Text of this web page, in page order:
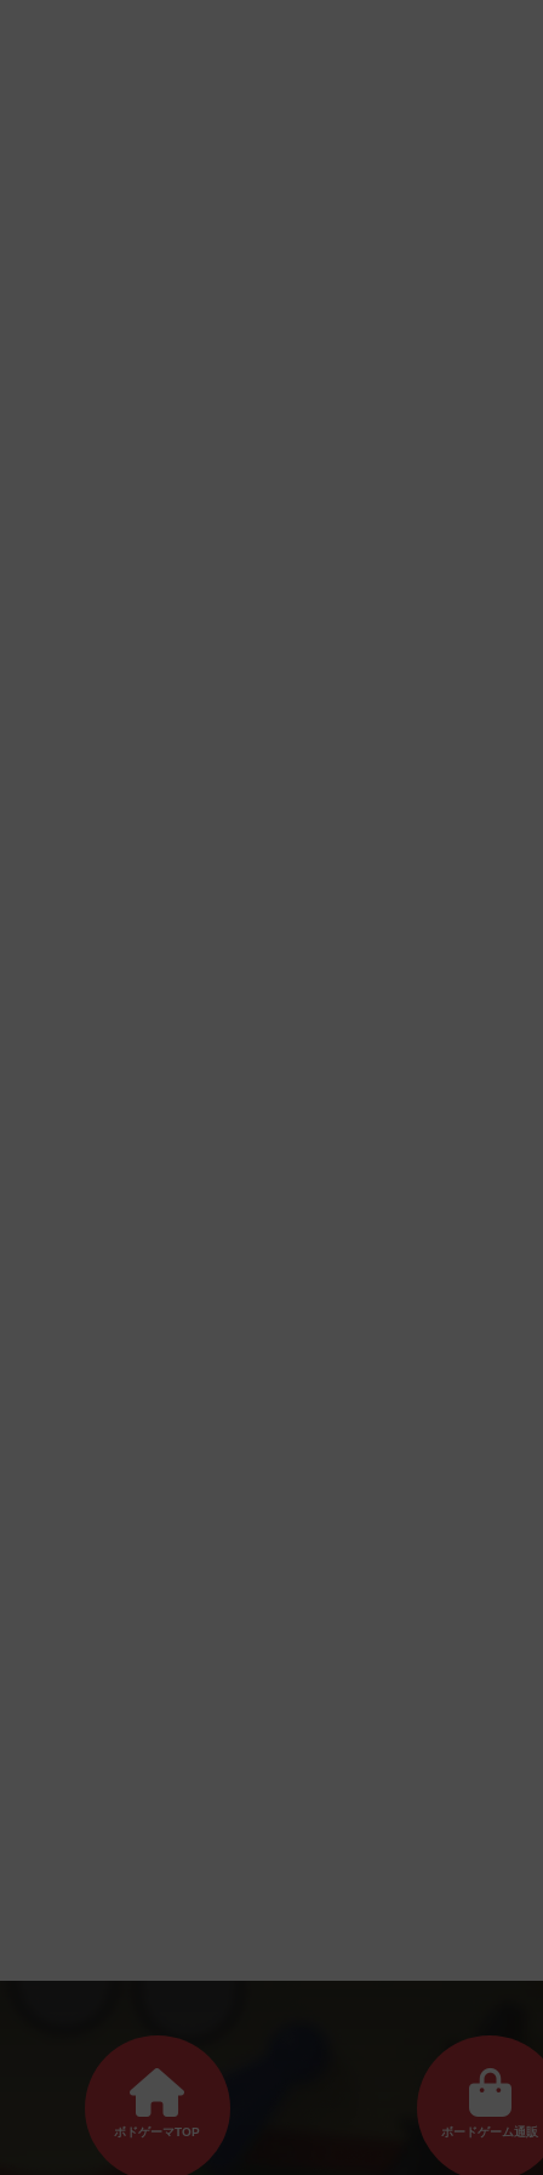
ボドゲーマTOP ボードゲーム通販